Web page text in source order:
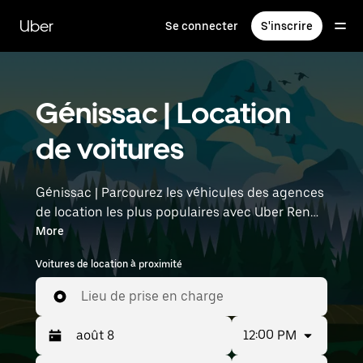
contenu
principal
Uber Se connecter S'inscrire
Génissac | Location
de voitures
Génissac | Parcourez les véhicules des agences
de location les plus populaires avec Uber Rent.
Des voitures électriques aux berlines de luxe en
passant par les SUV, vous trouverez des
véhicules adaptés aux voyageurs en solo et aux
groupes comptant jusqu'à sept personnes.
Saisissez l'heure et l'emplacement (par
exemple : Bordeaux–Mérignac Airport) pour
trouver des voitures de location à proximité.
More
Voitures de location à proximité
Lieu de prise en charge
12:00 PM